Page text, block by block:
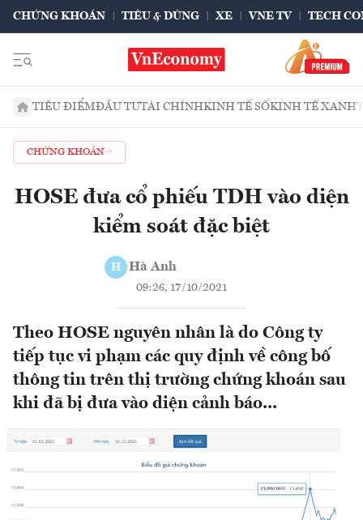
CHỨNG KHOÁN TIÊU & DÙNG XE VNE TV TECH
TIÊU ĐIỂMĐẦU TƯTÀI CHÍNHKINH TẾ SỐKINH TẾ XANH
CHỨNG KHOÁN
HOSE đưa cổ phiếu TDH vào diện
kiểm soát đặc biệt
H Hà Anh
09:26, 17/10/2021
Theo HOSE nguyên nhân là do Công ty
tiếp tục vi phạm các quy định về công bố
thông tin trên thị trường chứng khoán sau
khi đã bị đưa vào diện cảnh báo...